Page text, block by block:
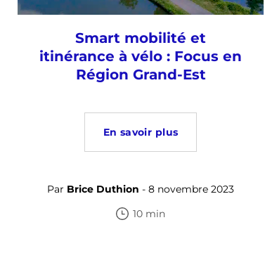
Smart mobilité et
itinérance à vélo : Focus en
Région Grand-Est
En savoir plus
Par Brice Duthion - 8 novembre 2023
10 min